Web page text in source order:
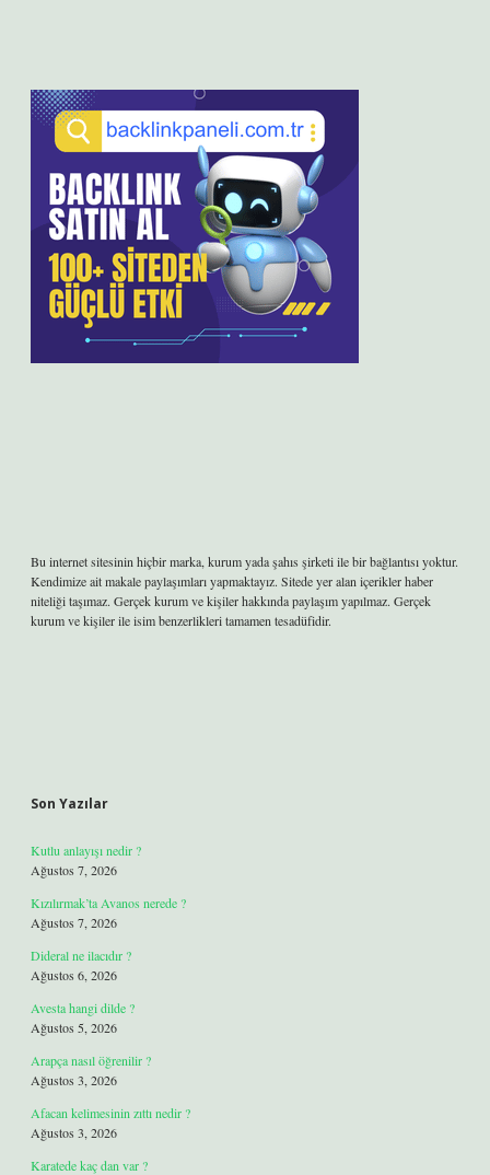
Bu internet sitesinin hiçbir marka, kurum yada şahıs şirketi ile bir bağlantısı yoktur.
Kendimize ait makale paylaşımları yapmaktayız. Sitede yer alan içerikler haber
niteliği taşımaz. Gerçek kurum ve kişiler hakkında paylaşım yapılmaz. Gerçek
kurum ve kişiler ile isim benzerlikleri tamamen tesadüfidir.
Son Yazılar
Kutlu anlayışı nedir ?
Ağustos 7, 2026
Kızılırmak’ta Avanos nerede ?
Ağustos 7, 2026
Dideral ne ilacıdır ?
Ağustos 6, 2026
Avesta hangi dilde ?
Ağustos 5, 2026
Arapça nasıl öğrenilir ?
Ağustos 3, 2026
Afacan kelimesinin zıttı nedir ?
Ağustos 3, 2026
Karatede kaç dan var ?